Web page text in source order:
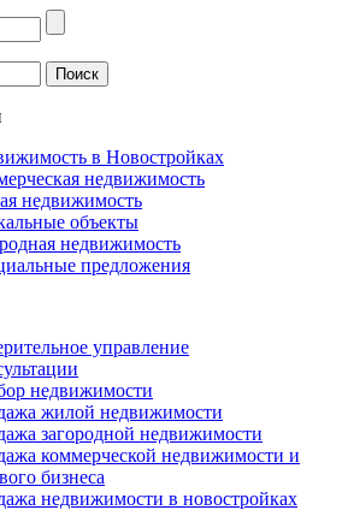
в Новостройках
недвижимость
недвижимость
объекты
недвижимость
предложения
управление
недвижимости
жилой недвижимости
загородной недвижимости
коммерческой недвижимости и
бизнеса
недвижимости в новостройках